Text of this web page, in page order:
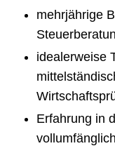
mehrjährige
idealerweise
Erfahrung in